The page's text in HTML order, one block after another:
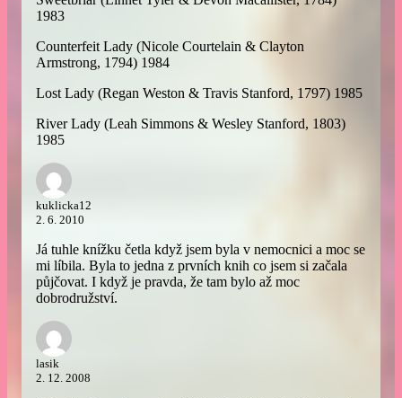
1983
Counterfeit Lady (Nicole Courtelain & Clayton
Armstrong, 1794) 1984
Lost Lady (Regan Weston & Travis Stanford, 1797) 1985
River Lady (Leah Simmons & Wesley Stanford, 1803)
1985
kuklicka12
2. 6. 2010
Já tuhle knížku četla když jsem byla v nemocnici a moc se
mi líbila. Byla to jedna z prvních knih co jsem si začala
půjčovat. I když je pravda, že tam bylo až moc
dobrodružství.
lasik
2. 12. 2008